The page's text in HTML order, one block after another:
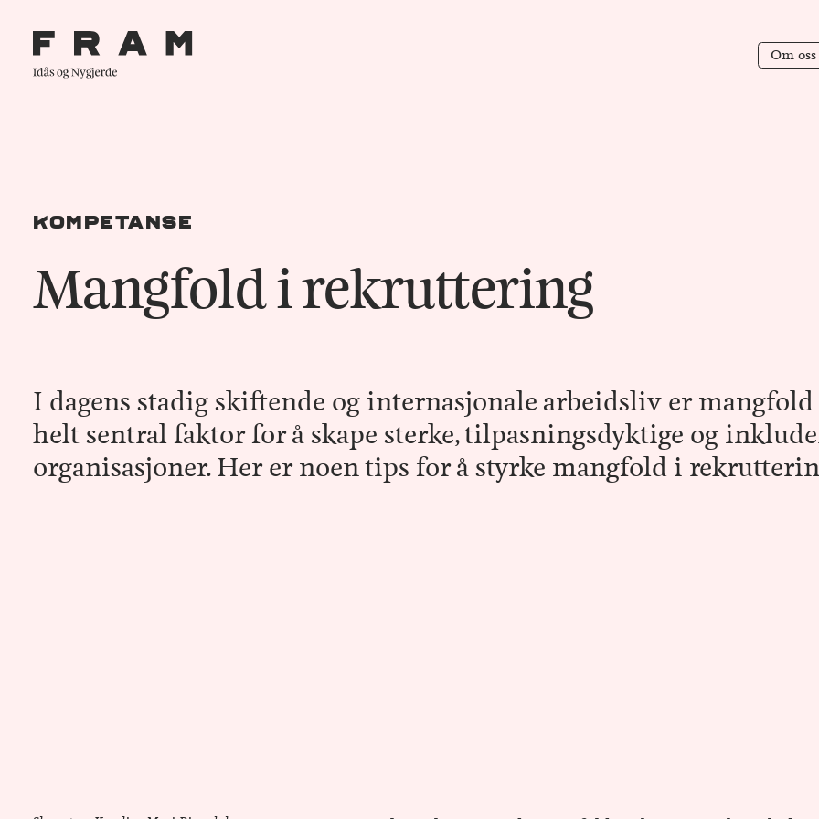
Om oss
Kompetanse
Mangfold i rekruttering
I dagens stadig skiftende og internasjonale arbeidsliv er
helt sentral faktor for å skape sterke, tilpasningsdyktige og
organisasjoner. Her er noen tips for å styrke mangfold i